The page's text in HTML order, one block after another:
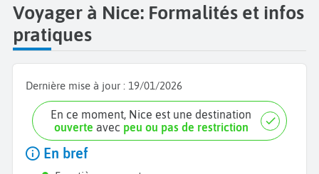
Voyager à Nice: Formalités et infos
pratiques
Dernière mise à jour : 19/01/2026
En ce moment, Nice est une destination
ouverte avec peu ou pas de restriction
En bref